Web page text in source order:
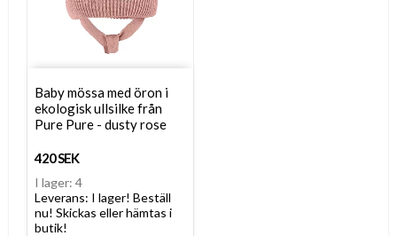
Baby mössa med öron i
ekologisk ullsilke från
Pure Pure - dusty rose
420 SEK
I lager: 4
Leverans: I lager! Beställ
nu! Skickas eller hämtas i
butik!